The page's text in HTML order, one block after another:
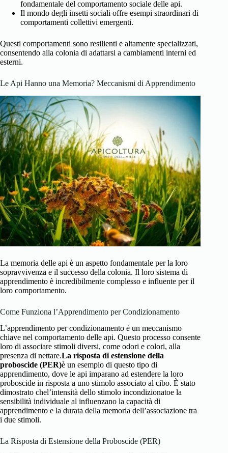
fondamentale del comportamento sociale delle api.
Il mondo degli insetti sociali offre esempi straordinari di
comportamenti collettivi emergenti.
Questi comportamenti sono resilienti e altamente specializzati,
consentendo alla colonia di adattarsi a cambiamenti interni ed
esterni.
Le Api Hanno una Memoria? Meccanismi di Apprendimento
La memoria delle api è un aspetto fondamentale per la loro
sopravvivenza e il successo della colonia. Il loro sistema di
apprendimento è incredibilmente complesso e influente per il
loro comportamento.
Come Funziona l’Apprendimento per Condizionamento
L’apprendimento per condizionamento è un meccanismo
chiave nel comportamento delle api. Questo processo consente
loro di associare stimoli diversi, come odori e colori, alla
presenza di nettare.La risposta di estensione della
proboscide (PER)è un esempio di questo tipo di
apprendimento, dove le api imparano ad estendere la loro
proboscide in risposta a uno stimolo associato al cibo. È stato
dimostrato chel’intensità dello stimolo incondizionatoe la
sensibilità individuale al influenzano la capacità di
apprendimento e la durata della memoria dell’associazione tra
i due stimoli.
La Risposta di Estensione della Proboscide (PER)